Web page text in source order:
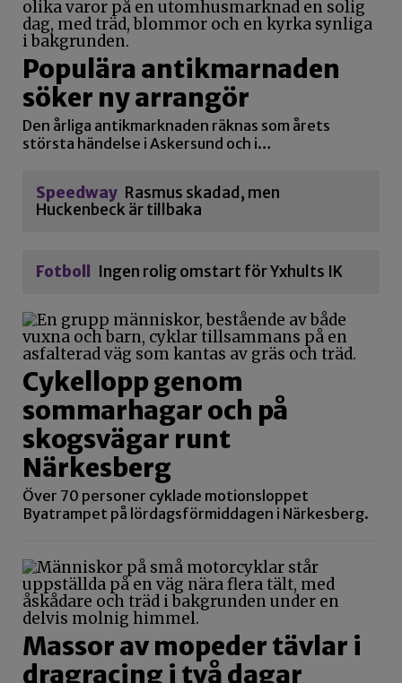
Populära antikmarnaden
söker ny arrangör
Den årliga antikmarknaden räknas som årets
största händelse i Askersund och i…
Speedway Rasmus skadad, men
Huckenbeck är tillbaka
Fotboll Ingen rolig omstart för Yxhults IK
Cykellopp genom
sommarhagar och på
skogsvägar runt
Närkesberg
Över 70 personer cyklade motionsloppet
Byatrampet på lördagsförmiddagen i Närkesberg.
Massor av mopeder tävlar i
dragracing i två dagar